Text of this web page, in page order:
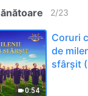
2/23
0:54
Coruri
de
sfârșit